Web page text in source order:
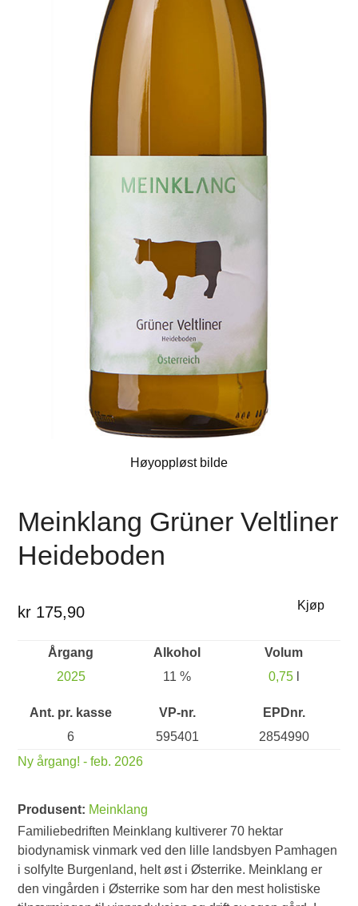
Høyoppløst bilde
Meinklang Grüner Veltliner
Heideboden
kr 175,90 Kjøp
Årgang
2025
Alkohol
11 %
Volum
0,75l
Ant. pr. kasse
6
VP-nr.
595401
EPDnr.
2854990
Ny årgang! - feb. 2026
Produsent: Meinklang
Familiebedriften Meinklang kultiverer 70 hektar
biodynamisk vinmark ved den lille landsbyen Pamhagen
i solfylte Burgenland, helt øst i Østerrike. Meinklang er
den vingården i Østerrike som har den mest holistiske